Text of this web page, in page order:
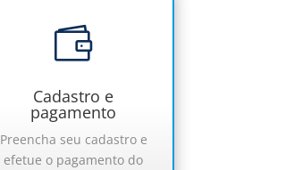

Cadastro e
pagamento
Preencha seu cadastro e
efetue o pagamento do